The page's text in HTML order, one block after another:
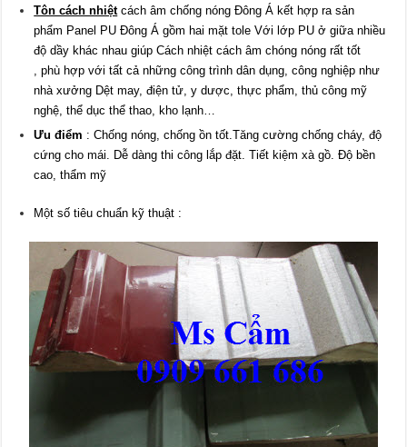
Tôn cách nhiệtcách âm chống nóng Đông Á kết hợp ra sản
phẩm Panel PU Đông Á gồm hai mặt tole Với lớp PU ở giữa nhiều
độ dầy khác nhau giúp Cách nhiệt cách âm chóng nóng rất tốt
, phù hợp với tất cả những công trình dân dụng, công nghiệp như
nhà xưởng Dệt may, điện tử, y dược, thực phẩm, thủ công mỹ
nghệ, thể dục thể thao, kho lạnh…
Ưu điểm : Chống nóng, chống ồn tốt.Tăng cường chống cháy, độ
cứng cho mái. Dễ dàng thi công lắp đặt. Tiết kiệm xà gồ. Độ bền
cao, thẩm mỹ
Một số tiêu chuẩn kỹ thuật :